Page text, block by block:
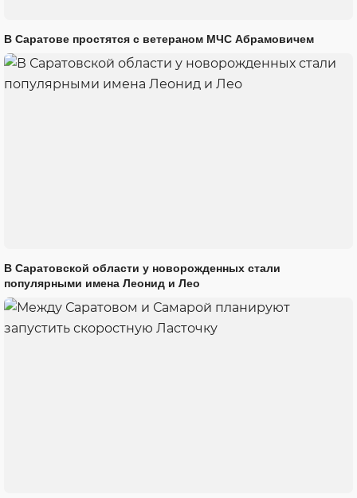
В Саратове простятся с ветераном МЧС Абрамовичем
В Саратовской области у новорожденных стали
популярными имена Леонид и Лео